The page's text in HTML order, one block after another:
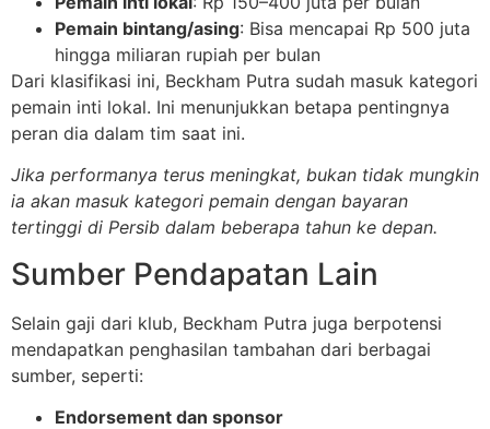
Pemain bintang/asing: Bisa mencapai Rp 500 juta
hingga miliaran rupiah per bulan
Dari klasifikasi ini, Beckham Putra sudah masuk kategori
pemain inti lokal. Ini menunjukkan betapa pentingnya
peran dia dalam tim saat ini.
Jika performanya terus meningkat, bukan tidak mungkin
ia akan masuk kategori pemain dengan bayaran
tertinggi di Persib dalam beberapa tahun ke depan.
Sumber Pendapatan Lain
Selain gaji dari klub, Beckham Putra juga berpotensi
mendapatkan penghasilan tambahan dari berbagai
sumber, seperti:
Endorsement dan sponsor